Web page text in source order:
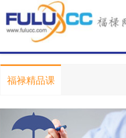
福禄精品课